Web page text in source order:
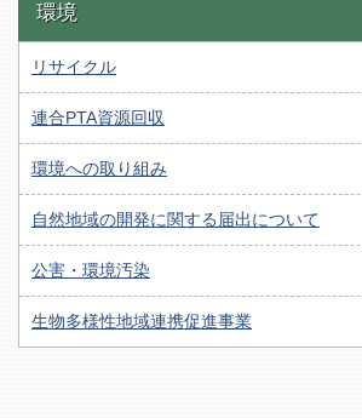
環境
リサイクル
連合PTA資源回収
環境への取り組み
自然地域の開発に関する届出について
公害・環境汚染
生物多様性地域連携促進事業